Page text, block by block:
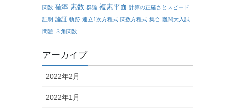
関数 確率 素数 群論 複素平面 計算の正確さとスピード
証明 論証 軌跡 連立1次方程式 関数方程式 集合 難関大入試
問題 ３角関数
アーカイブ
2022年2月
2022年1月